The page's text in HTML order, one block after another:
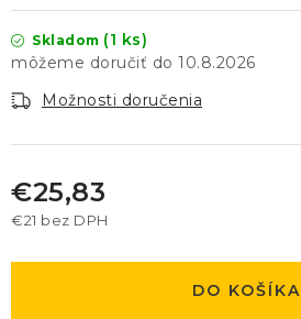
Skladom (1 ks)
10.8.2026
Možnosti doručenia
€25,83
€21 bez DPH
DO KOŠÍKA